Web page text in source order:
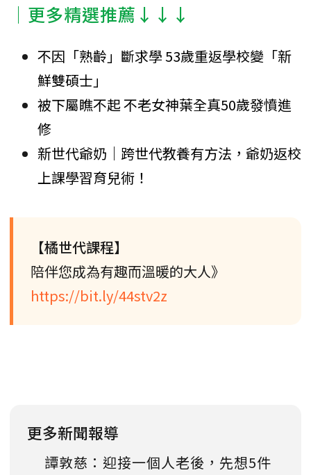
│更多精選推薦↓↓↓
不因「熟齡」斷求學 53歲重返學校變「新
鮮雙碩士」
被下屬瞧不起 不老女神葉全真50歲發憤進
修
新世代爺奶｜跨世代教養有方法，爺奶返校
上課學習育兒術！
【橘世代課程】
陪伴您成為有趣而溫暖的大人》
https://bit.ly/44stv2z
更多新聞報導
譚敦慈：迎接一個人老後，先想5件